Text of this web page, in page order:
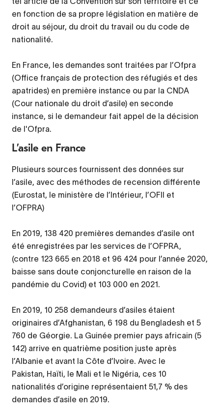
en fonction de sa propre législation en matière de
droit au séjour, du droit du travail ou du code de
nationalité.
En France, les demandes sont traitées par l’Ofpra
(Office français de protection des réfugiés et des
apatrides) en première instance ou par la CNDA
(Cour nationale du droit d’asile) en seconde
instance, si le demandeur fait appel de la décision
de l'Ofpra.
L’asile en France
Plusieurs sources fournissent des données sur
l’asile, avec des méthodes de recension différente
(Eurostat, le ministère de l’Intérieur, l’OFII et
l’OFPRA)
En 2019, 138 420 premières demandes d’asile ont
été enregistrées par les services de l’OFPRA,
(contre 123 665 en 2018 et 96 424 pour l’année 2020,
baisse sans doute conjoncturelle en raison de la
pandémie du Covid) et 103 000 en 2021.
En 2019, 10 258 demandeurs d’asiles étaient
originaires d’Afghanistan, 6 198 du Bengladesh et 5
760 de Géorgie. La Guinée premier pays africain (5
142) arrive en quatrième position juste après
l’Albanie et avant la Côte d’Ivoire. Avec le
Pakistan, Haïti, le Mali et le Nigéria, ces 10
nationalités d’origine représentaient 51,7 % des
demandes d’asile en 2019.